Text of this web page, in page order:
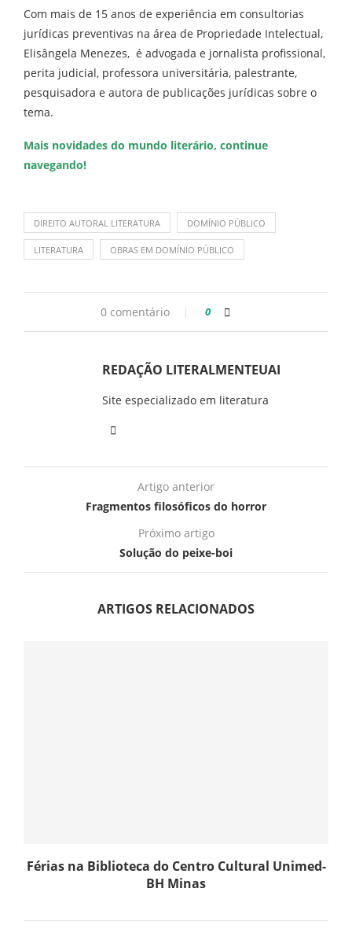
Com mais de 15 anos de experiência em consultorias
jurídicas preventivas na área de Propriedade Intelectual,
Elisângela Menezes, é advogada e jornalista profissional,
perita judicial, professora universitária, palestrante,
pesquisadora e autora de publicações jurídicas sobre o
tema.
Mais novidades do mundo literário, continue
navegando!
DIREITO AUTORAL LITERATURA DOMÍNIO PÚBLICO
LITERATURA OBRAS EM DOMÍNIO PÚBLICO
0 comentário 0
REDAÇÃO LITERALMENTEUAI
Site especializado em literatura
Artigo anterior
Fragmentos filosóficos do horror
Próximo artigo
Solução do peixe-boi
ARTIGOS RELACIONADOS
Férias na Biblioteca do Centro Cultural Unimed-
BH Minas